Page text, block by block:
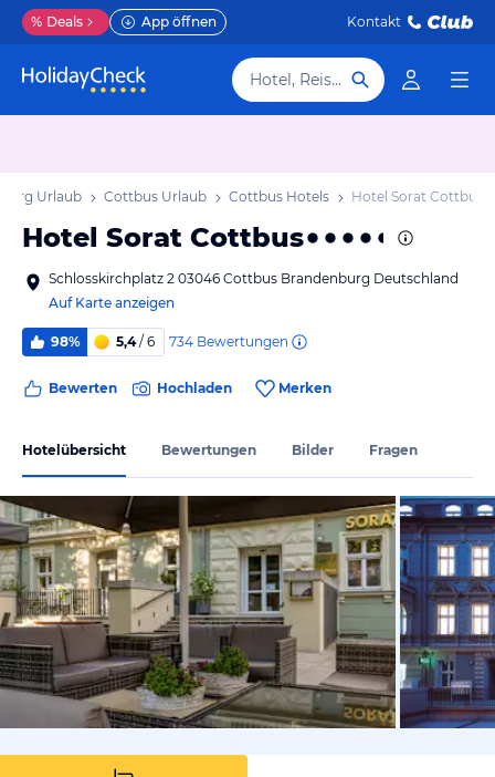
% Deals App öffnen Kontakt
Hotel, Reiseziel
Urlaub Cottbus Urlaub Cottbus Hotels Hotel Sorat Cottbus
Hotel Sorat Cottbus
Schlosskirchplatz 2 03046 Cottbus Brandenburg Deutschland
Auf Karte anzeigen
98% 5,4/ 6 734 Bewertungen
Bewerten Hochladen Merken
Hotelübersicht Bewertungen Bilder Fragen
vom